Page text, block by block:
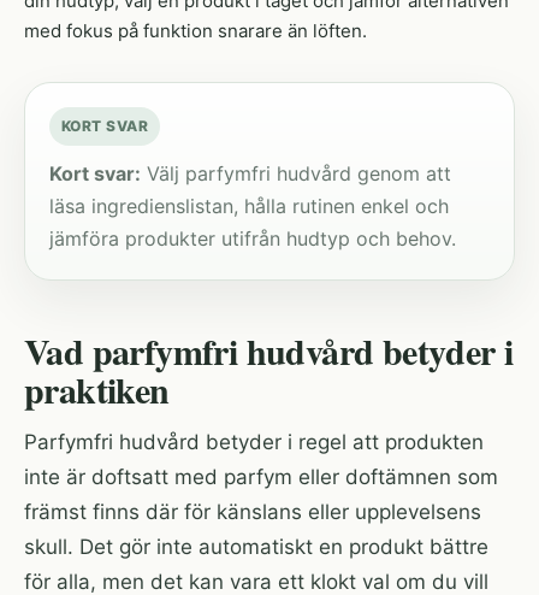
med fokus på funktion snarare än löften.
KORT SVAR
Kort svar: Välj parfymfri hudvård genom att
läsa ingredienslistan, hålla rutinen enkel och
jämföra produkter utifrån hudtyp och behov.
Vad parfymfri hudvård betyder i
praktiken
Parfymfri hudvård betyder i regel att produkten
inte är doftsatt med parfym eller doftämnen som
främst finns där för känslans eller upplevelsens
skull. Det gör inte automatiskt en produkt bättre
för alla, men det kan vara ett klokt val om du vill